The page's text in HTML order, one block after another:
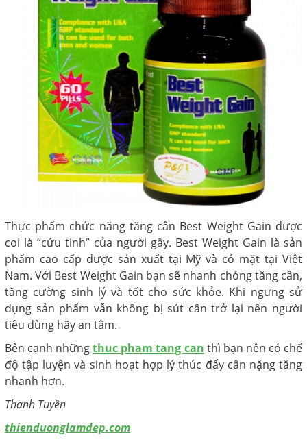
Thực phẩm chức năng tăng cân Best Weight Gain được
coi là “cứu tinh” của người gầy. Best Weight Gain là sản
phẩm cao cấp được sản xuất tại Mỹ và có mặt tại Việt
Nam. Với Best Weight Gain bạn sẽ nhanh chóng tăng cân,
tăng cường sinh lý và tốt cho sức khỏe. Khi ngưng sử
dụng sản phẩm vẫn không bị sút cân trở lại nên người
tiêu dùng hãy an tâm.
Bên cạnh nhữngthuc pham tang can thì bạn nên có chế
độ tập luyện và sinh hoạt hợp lý thúc đẩy cân nặng tăng
nhanh hơn.
Thanh Tuyền
thienduonglamdep.com